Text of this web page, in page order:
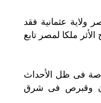
عثمانية فقد
ملكا لمصر تابع
فى ظل الأحداث
وقبرص فى شرق